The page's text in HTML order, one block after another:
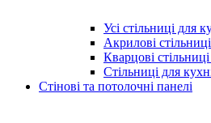
Усі стільниці для
Акрилові
Кварцові
Стільниці для
Стінові та потолочні панелі